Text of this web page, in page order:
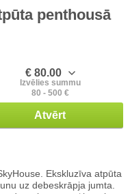
penthousā
€ 80.00
Izvēlies summu
80 - 500 €
Atvērt
Ekskluzīva atpūta
uz debeskrāpja jumta.